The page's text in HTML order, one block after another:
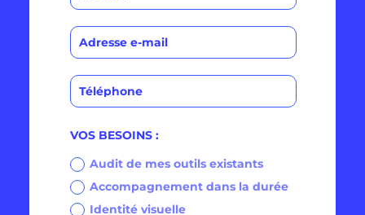
VOS BESOINS :
Audit de mes outils existants
Accompagnement dans la durée
Identité visuelle